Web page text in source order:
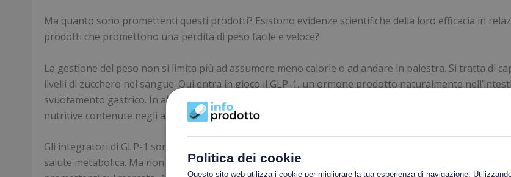
Ma quanto sono promettenti questi prodotti? Esistono evidenze scientifiche della loro efficacia in
prodotti che promettono una perdita di peso facile e veloce?
La gestione del peso non si limita più ad assumere meno calorie o ad andare in palestra. Si tratta di
livelli di zucchero nel sangue. Qui entra in gioco il GLP-1, un ormone prodotto naturalmente
svuotamento gastrico. In altre parole, rallenta il processo con cui il cibo lascia lo stomaco, in modo
nutritive contenute negli alimenti. Inoltre, aumenta la secrezione di insulina del pancreas e controlla il
Gli integratori di GLP-1 sono studiati per fornire un supporto durante questo processo e un metodo
salute metabolica. Ma non tutti gli integratori sono uguali. Ecco perché abbiamo condotto una
Politica dei cookie
Questo sito web utilizza i cookie per migliorare la tua esperienza di navigazione.